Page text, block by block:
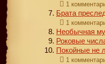
1
Брата
1
Необычная
Роковые
Покойные не
1